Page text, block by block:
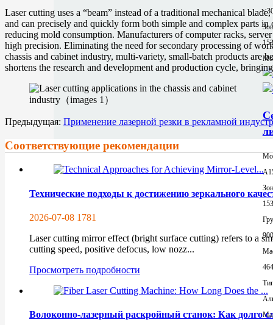
Laser cutting uses a “beam” instead of a traditional mechanical
and can precisely and quickly form both simple and complex parts
reducing mold consumption. Manufacturers of computer racks,
high precision. Eliminating the need for secondary processing of
chassis and cabinet industry, multi-variety, small-batch products
shortens the research and development and production cycle,
Предыдущая: Применение лазерной резки в рекламной
Соответствующие рекомендации
Технические подходы к достижению зеркального
2026-07-08 1781
Laser cutting mirror effect (bright surface cutting) refers to a
cutting speed, positive defocus, low nozz...
Просмотреть подробности
Волоконно-лазерный раскройный станок: Как долго